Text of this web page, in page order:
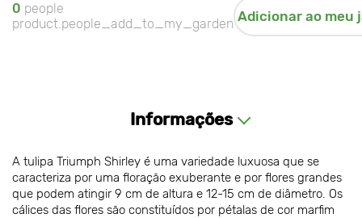
0 people
product.people_add_to_my_garden Adicionar ao meu
Informações
A tulipa Triumph Shirley é uma variedade luxuosa que se
caracteriza por uma floração exuberante e por flores grandes
que podem atingir 9 cm de altura e 12-15 cm de diâmetro. Os
cálices das flores são constituídos por pétalas de cor marfim